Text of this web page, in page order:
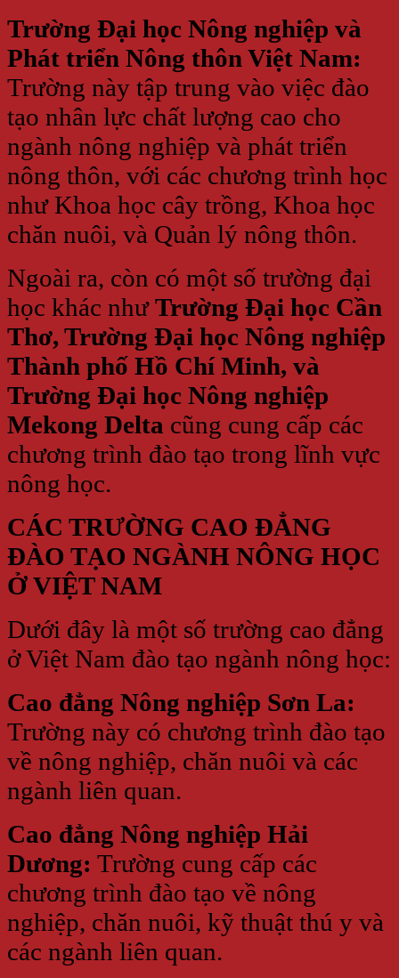
Trường Đại học Nông nghiệp và
Phát triển Nông thôn Việt Nam:
Trường này tập trung vào việc đào
tạo nhân lực chất lượng cao cho
ngành nông nghiệp và phát triển
nông thôn, với các chương trình học
như Khoa học cây trồng, Khoa học
chăn nuôi, và Quản lý nông thôn.
Ngoài ra, còn có một số trường đại
học khác nhưTrường Đại học Cần
Thơ, Trường Đại học Nông nghiệp
Thành phố Hồ Chí Minh, và
Trường Đại học Nông nghiệp
Mekong Delta cũng cung cấp các
chương trình đào tạo trong lĩnh vực
nông học.
CÁC TRƯỜNG CAO ĐẲNG
ĐÀO TẠO NGÀNH NÔNG HỌC
Ở VIỆT NAM
Dưới đây là một số trường cao đẳng
ở Việt Nam đào tạo ngành nông học:
Cao đẳng Nông nghiệp Sơn La:
Trường này có chương trình đào tạo
về nông nghiệp, chăn nuôi và các
ngành liên quan.
Cao đẳng Nông nghiệp Hải
Dương: Trường cung cấp các
chương trình đào tạo về nông
nghiệp, chăn nuôi, kỹ thuật thú y và
các ngành liên quan.